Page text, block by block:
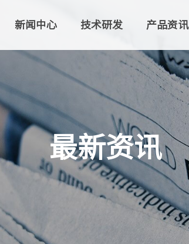
新闻中心 技术研发 产品资讯
最新资讯